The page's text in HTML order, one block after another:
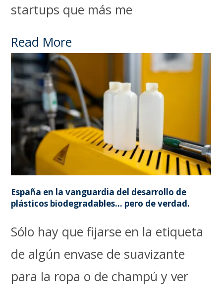
startups que más me
Read More
España en la vanguardia del desarrollo de
plásticos biodegradables… pero de verdad.
Sólo hay que fijarse en la etiqueta
de algún envase de suavizante
para la ropa o de champú y ver